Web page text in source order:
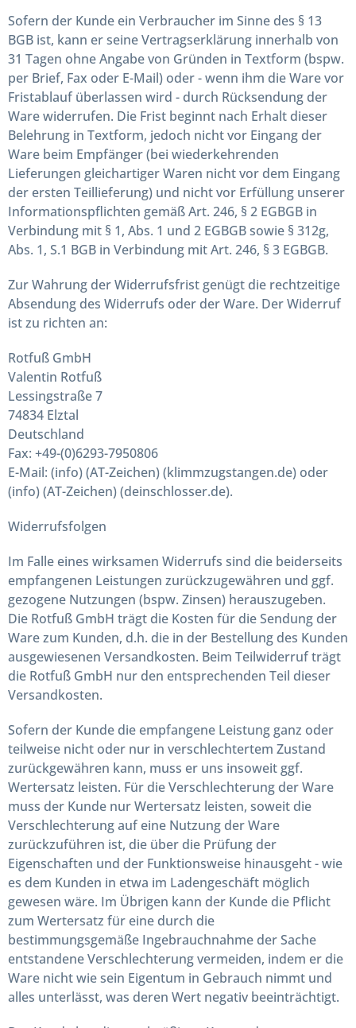
Sofern der Kunde ein Verbraucher im Sinne des § 13
BGB ist, kann er seine Vertragserklärung innerhalb von
31 Tagen ohne Angabe von Gründen in Textform (bspw.
per Brief, Fax oder E-Mail) oder - wenn ihm die Ware vor
Fristablauf überlassen wird - durch Rücksendung der
Ware widerrufen. Die Frist beginnt nach Erhalt dieser
Belehrung in Textform, jedoch nicht vor Eingang der
Ware beim Empfänger (bei wiederkehrenden
Lieferungen gleichartiger Waren nicht vor dem Eingang
der ersten Teillieferung) und nicht vor Erfüllung unserer
Informationspflichten gemäß Art. 246, § 2 EGBGB in
Verbindung mit § 1, Abs. 1 und 2 EGBGB sowie § 312g,
Abs. 1, S.1 BGB in Verbindung mit Art. 246, § 3 EGBGB.
Zur Wahrung der Widerrufsfrist genügt die rechtzeitige
Absendung des Widerrufs oder der Ware. Der Widerruf
ist zu richten an:
Rotfuß GmbH
Valentin Rotfuß
Lessingstraße 7
74834 Elztal
Deutschland
Fax: +49-(0)6293-7950806
E-Mail: (info) (AT-Zeichen) (klimmzugstangen.de) oder
(info) (AT-Zeichen) (deinschlosser.de).
Widerrufsfolgen
Im Falle eines wirksamen Widerrufs sind die beiderseits
empfangenen Leistungen zurückzugewähren und ggf.
gezogene Nutzungen (bspw. Zinsen) herauszugeben.
Die Rotfuß GmbH trägt die Kosten für die Sendung der
Ware zum Kunden, d.h. die in der Bestellung des Kunden
ausgewiesenen Versandkosten. Beim Teilwiderruf trägt
die Rotfuß GmbH nur den entsprechenden Teil dieser
Versandkosten.
Sofern der Kunde die empfangene Leistung ganz oder
teilweise nicht oder nur in verschlechtertem Zustand
zurückgewähren kann, muss er uns insoweit ggf.
Wertersatz leisten. Für die Verschlechterung der Ware
muss der Kunde nur Wertersatz leisten, soweit die
Verschlechterung auf eine Nutzung der Ware
zurückzuführen ist, die über die Prüfung der
Eigenschaften und der Funktionsweise hinausgeht - wie
es dem Kunden in etwa im Ladengeschäft möglich
gewesen wäre. Im Übrigen kann der Kunde die Pflicht
zum Wertersatz für eine durch die
bestimmungsgemäße Ingebrauchnahme der Sache
entstandene Verschlechterung vermeiden, indem er die
Ware nicht wie sein Eigentum in Gebrauch nimmt und
alles unterlässt, was deren Wert negativ beeinträchtigt.